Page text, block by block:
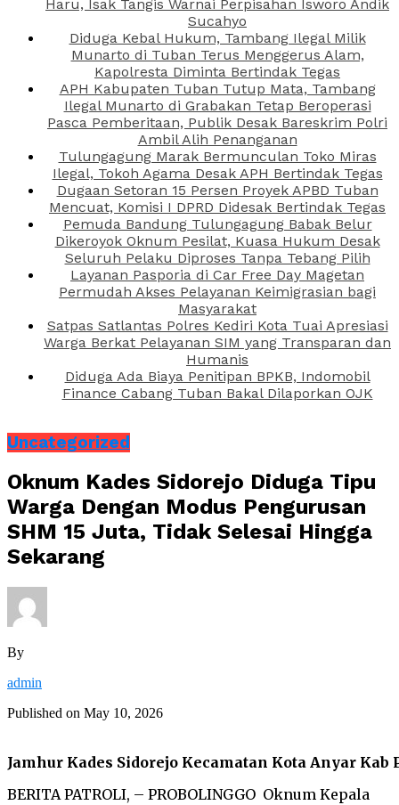
Haru, Isak Tangis Warnai Perpisahan Isworo Andik
Sucahyo
Diduga Kebal Hukum, Tambang Ilegal Milik
Munarto di Tuban Terus Menggerus Alam,
Kapolresta Diminta Bertindak Tegas
APH Kabupaten Tuban Tutup Mata, Tambang
Ilegal Munarto di Grabakan Tetap Beroperasi
Pasca Pemberitaan, Publik Desak Bareskrim Polri
Ambil Alih Penanganan
Tulungagung Marak Bermunculan Toko Miras
Ilegal, Tokoh Agama Desak APH Bertindak Tegas
Dugaan Setoran 15 Persen Proyek APBD Tuban
Mencuat, Komisi I DPRD Didesak Bertindak Tegas
Pemuda Bandung Tulungagung Babak Belur
Dikeroyok Oknum Pesilat, Kuasa Hukum Desak
Seluruh Pelaku Diproses Tanpa Tebang Pilih
Layanan Pasporia di Car Free Day Magetan
Permudah Akses Pelayanan Keimigrasian bagi
Masyarakat
Satpas Satlantas Polres Kediri Kota Tuai Apresiasi
Warga Berkat Pelayanan SIM yang Transparan dan
Humanis
Diduga Ada Biaya Penitipan BPKB, Indomobil
Finance Cabang Tuban Bakal Dilaporkan OJK
Uncategorized
Oknum Kades Sidorejo Diduga Tipu
Warga Dengan Modus Pengurusan
SHM 15 Juta, Tidak Selesai Hingga
Sekarang
By
admin
Published on May 10, 2026
Jamhur Kades Sidorejo Kecamatan Kota Anyar Kab
BERITA PATROLI, – PROBOLINGGO Oknum Kepala